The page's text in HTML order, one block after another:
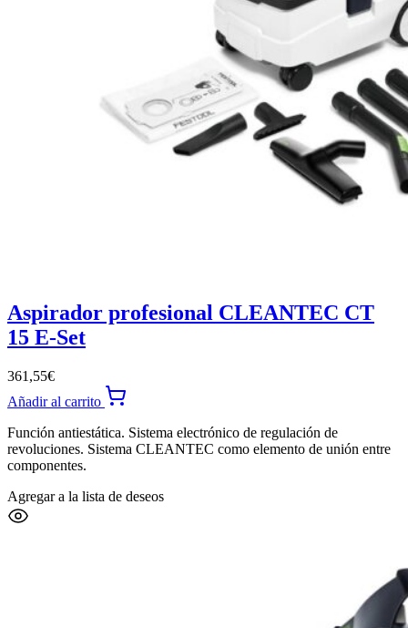
Aspirador profesional CLEANTEC CT
15 E-Set
361,55€
Añadir al carrito
Función antiestática. Sistema electrónico de regulación de
revoluciones. Sistema CLEANTEC como elemento de unión entre
componentes.
Agregar a la lista de deseos